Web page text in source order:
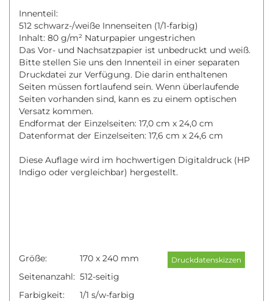
Innenteil:
512 schwarz-/weiße Innenseiten (1/1-farbig)
Inhalt: 80 g/m² Naturpapier ungestrichen
Das Vor- und Nachsatzpapier ist unbedruckt und weiß.
Bitte stellen Sie uns den Innenteil in einer separaten
Druckdatei zur Verfügung. Die darin enthaltenen
Seiten müssen fortlaufend sein. Wenn überlaufende
Seiten vorhanden sind, kann es zu einem optischen
Versatz kommen.
Endformat der Einzelseiten: 17,0 cm x 24,0 cm
Datenformat der Einzelseiten: 17,6 cm x 24,6 cm
Diese Auflage wird im hochwertigen Digitaldruck (HP
Indigo oder vergleichbar) hergestellt.
Größe:
170 x 240 mm
Seitenanzahl: 512-seitig
Farbigkeit:
1/1 s/w-farbig